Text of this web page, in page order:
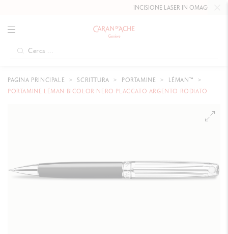
INCISIONE LASER IN OMAGGIO FINO
PAGINA PRINCIPALE SCRITTURA PORTAMINE
LÉMAN™
PORTAMINE LÉMAN BICOLOR NERO PLACCATO ARGENTO RODIATO